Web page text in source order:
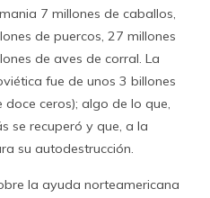
7 millones de caballos,
de puercos, 27 millones
de aves de corral. La
fue de unos 3 billones
ceros); algo de lo que,
se recuperó y que, a la
su autodestrucción.
la ayuda norteamericana